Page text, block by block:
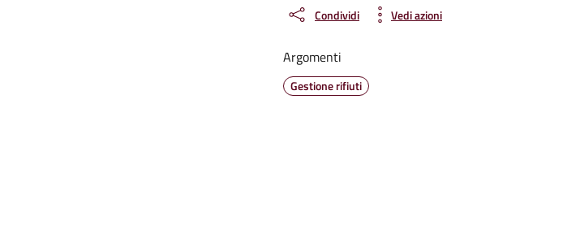
Condividi Vedi azioni
Argomenti
Gestione rifiuti